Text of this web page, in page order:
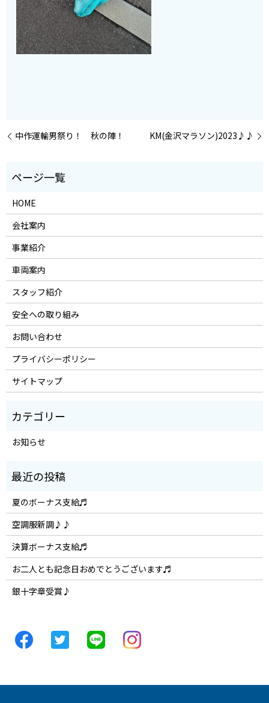
中作運輸男祭り！ 秋の陣！ KM(金沢マラソン)2023♪♪
HOME
会社案内
事業紹介
車両案内
スタッフ紹介
安全への取り組み
お問い合わせ
プライバシーポリシー
サイトマップ
お知らせ
夏のボーナス支給♬
空調服新調♪♪
決算ボーナス支給♬
お二人とも記念日おめでとうございます♬
銀十字章受賞♪